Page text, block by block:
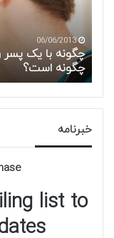
برقرار
رابطه
آقایان
چگونه
است؟
06/06/2013
چگونه با یک پسر
چگونه است؟
خبرنامه
list to